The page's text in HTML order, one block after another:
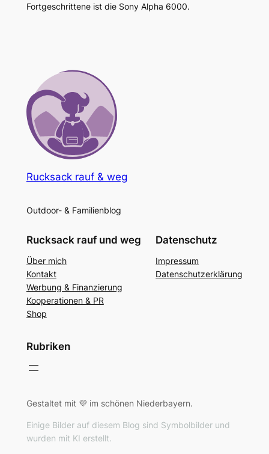
Fortgeschrittene ist die Sony Alpha 6000.
Rucksack rauf & weg
Outdoor- & Familienblog
Rucksack rauf und weg
Über mich
Kontakt
Werbung & Finanzierung
Kooperationen & PR
Shop
Datenschutz
Impressum
Datenschutzerklärung
Rubriken
Gestaltet mit 💜 im schönen Niederbayern.
Einige Bilder auf diesem Blog sind Symbolbilder und
wurden mit KI erstellt.